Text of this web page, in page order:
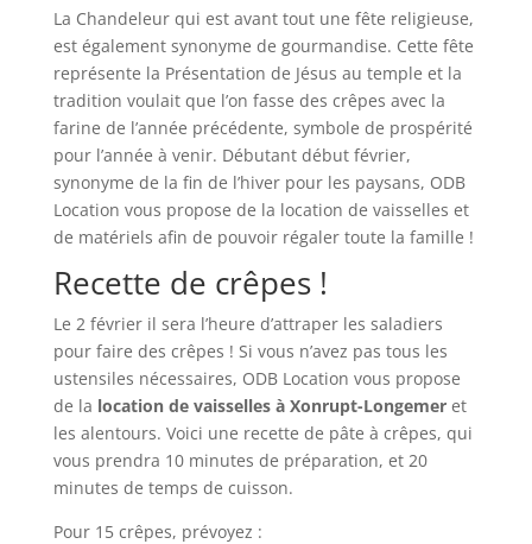
La Chandeleur qui est avant tout une fête religieuse,
est également synonyme de gourmandise. Cette fête
représente la Présentation de Jésus au temple et la
tradition voulait que l’on fasse des crêpes avec la
farine de l’année précédente, symbole de prospérité
pour l’année à venir. Débutant début février,
synonyme de la fin de l’hiver pour les paysans, ODB
Location vous propose de la location de vaisselles et
de matériels afin de pouvoir régaler toute la famille !
Recette de crêpes !
Le 2 février il sera l’heure d’attraper les saladiers
pour faire des crêpes ! Si vous n’avez pas tous les
ustensiles nécessaires, ODB Location vous propose
de la location de vaisselles à Xonrupt-Longemeret
les alentours. Voici une recette de pâte à crêpes, qui
vous prendra 10 minutes de préparation, et 20
minutes de temps de cuisson.
Pour 15 crêpes, prévoyez :